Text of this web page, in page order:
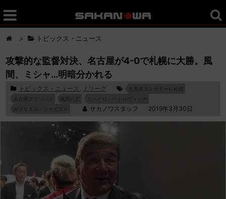
> トピックス・ニュース
攻撃的な監督対決、名古屋が4-0で札幌に大勝。風
間、ミシャ…明暗分かれる
トピックス・ニュース , Ｊリーグ
サカノワスタッフ 2019年3月30日